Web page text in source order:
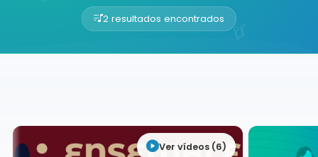
2 resultados encontrados
Buscador de músicos
Ver vídeos (6)